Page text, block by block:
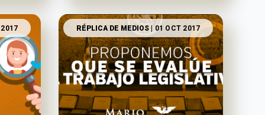
RÉPLICA DE MEDIOS | 01 OCT 2017